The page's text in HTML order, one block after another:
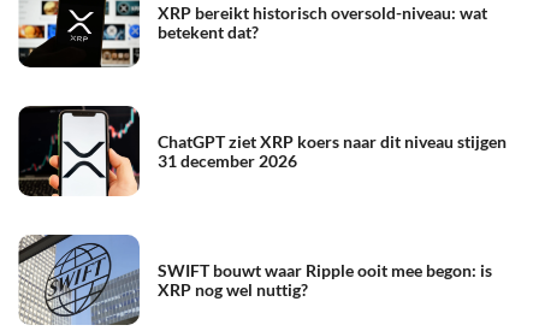
XRP bereikt historisch oversold-niveau: wat
betekent dat?
ChatGPT ziet XRP koers naar dit niveau stijgen
31 december 2026
SWIFT bouwt waar Ripple ooit mee begon: is
XRP nog wel nuttig?